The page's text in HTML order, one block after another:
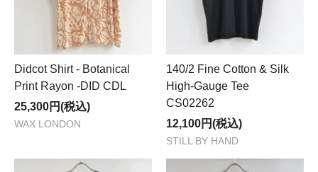
Didcot Shirt - Botanical
Print Rayon -DID CDL
25,300円(税込)
WAX LONDON
140/2 Fine Cotton & Silk
High-Gauge Tee
CS02262
12,100円(税込)
STILL BY HAND